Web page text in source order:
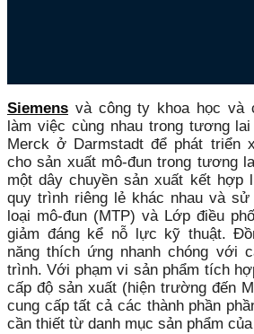
Siemens và công ty khoa học và
làm việc cùng nhau trong tương
Merck ở Darmstadt để phát triển
cho sản xuất mô-đun trong tương
một dây chuyền sản xuất kết hợp
quy trình riêng lẻ khác nhau và sử
loại mô-đun (MTP) và Lớp điều
giảm đáng kể nỗ lực kỹ thuật.
năng thích ứng nhanh chóng với
trình.Với phạm vi sản phẩm tích
cấp độ sản xuất (hiện trường đến
cung cấp tất cả các thành phần
cần thiết từ danh mục sản phẩm